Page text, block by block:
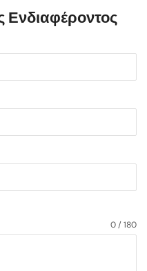
0 / 180